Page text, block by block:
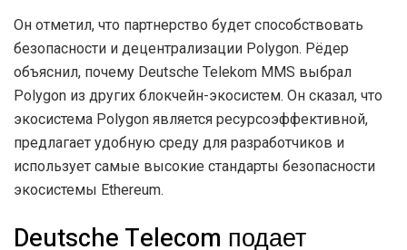
Он отметил, что партнерство будет способствовать
безопасности и децентрализации Polygon. Рёдер
объяснил, почему Deutsche Telekom MMS выбрал
Polygon из других блокчейн-экосистем. Он сказал, что
экосистема Polygon является ресурсоэффективной,
предлагает удобную среду для разработчиков и
использует самые высокие стандарты безопасности
экосистемы Ethereum.
Deutsche Telecom подает